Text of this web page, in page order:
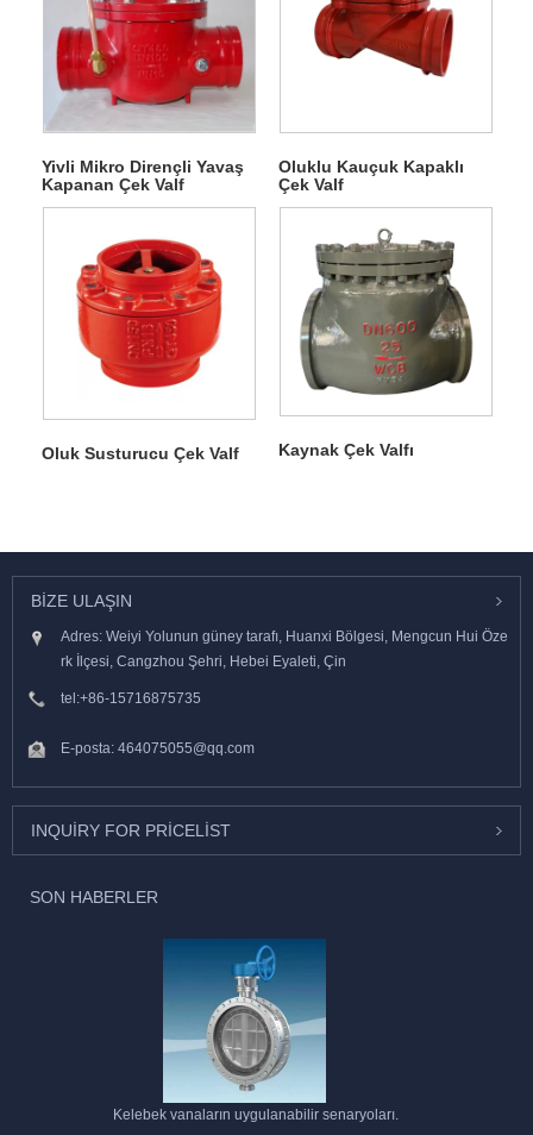
Yivli Mikro Dirençli Yavaş
Kapanan Çek Valf
Oluklu Kauçuk Kapaklı
Çek Valf
Oluk Susturucu Çek Valf Kaynak Çek Valfı
BIZE ULAŞIN
Adres: Weiyi Yolunun güney tarafı, Huanxi Bölgesi, Mengcun Hui Öze
rk İlçesi, Cangzhou Şehri, Hebei Eyaleti, Çin
tel:+86-15716875735
E-posta: 464075055@qq.com
INQUIRY FOR PRICELIST
SON HABERLER
Kelebek vanaların uygulanabilir senaryoları.